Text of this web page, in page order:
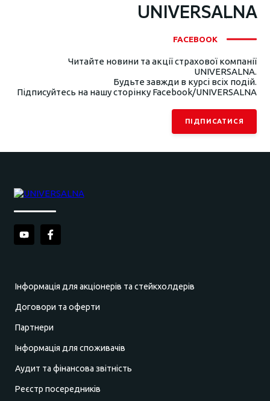
UNIVERSALNA
FACEBOOK
Читайте новини та акції страхової компанії
UNIVERSALNA.
Будьте завжди в курсі всіх подій.
Підписуйтесь на нашу сторінку Facebook/UNIVERSALNA
ПІДПИСАТИСЯ
Інформація для акціонерів та стейкхолдерів
Договори та оферти
Партнери
Інформація для споживачів
Аудит та фінансова звітність
Реєстр посередників